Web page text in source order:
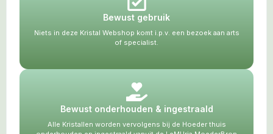
Bewust gebruik
Niets in deze Kristal Webshop komt i.p.v. een bezoek aan arts
of specialist.
Bewust onderhouden & ingestraald
Alle Kristallen worden vervolgens bij de Hoeder thuis